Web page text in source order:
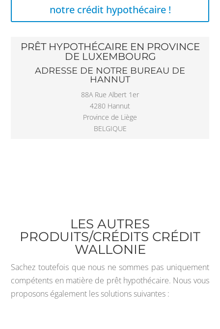
notre crédit hypothécaire !
PRÊT HYPOTHÉCAIRE EN PROVINCE
DE LUXEMBOURG
ADRESSE DE NOTRE BUREAU DE
HANNUT
88A Rue Albert 1er
4280 Hannut
Province de Liège
BELGIQUE
LES AUTRES
PRODUITS/CRÉDITS CRÉDIT
WALLONIE
Sachez toutefois que nous ne sommes pas uniquement
compétents en matière de prêt hypothécaire. Nous vous
proposons également les solutions suivantes :